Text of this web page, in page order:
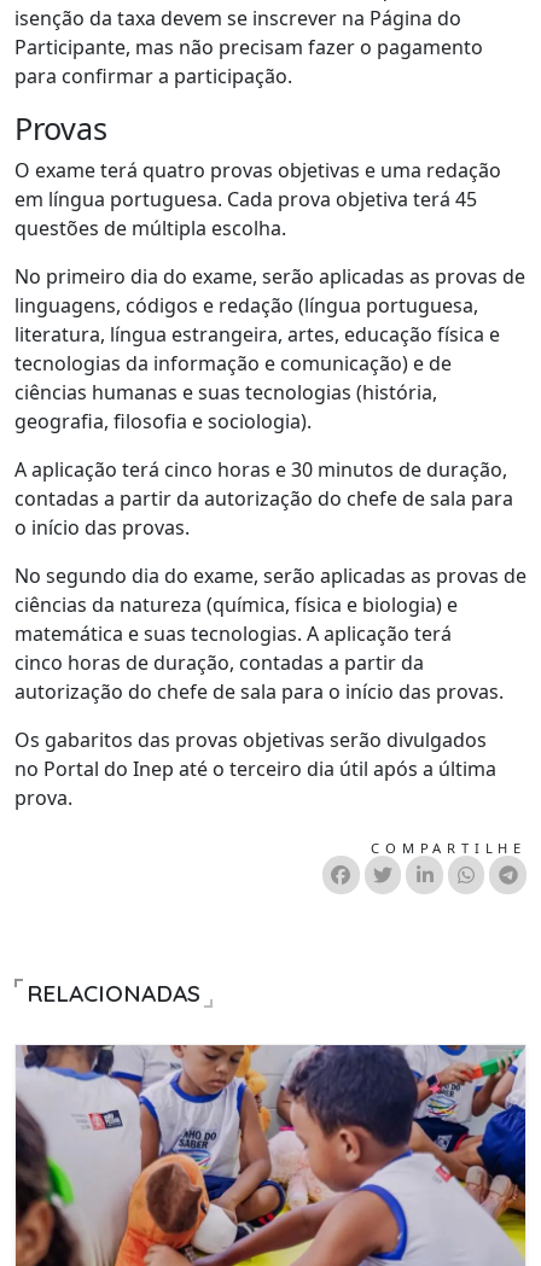
isenção da taxa devem se inscrever na Página do
Participante, mas não precisam fazer o pagamento
para confirmar a participação.
Provas
O exame terá quatro provas objetivas e uma redação
em língua portuguesa. Cada prova objetiva terá 45
questões de múltipla escolha.
No primeiro dia do exame, serão aplicadas as provas de
linguagens, códigos e redação (língua portuguesa,
literatura, língua estrangeira, artes, educação física e
tecnologias da informação e comunicação) e de
ciências humanas e suas tecnologias (história,
geografia, filosofia e sociologia).
A aplicação terá cinco horas e 30 minutos de duração,
contadas a partir da autorização do chefe de sala para
o início das provas.
No segundo dia do exame, serão aplicadas as provas de
ciências da natureza (química, física e biologia) e
matemática e suas tecnologias. A aplicação terá
cinco horas de duração, contadas a partir da
autorização do chefe de sala para o início das provas.
Os gabaritos das provas objetivas serão divulgados
no Portal do Inep até o terceiro dia útil após a última
prova.
COMPARTILHE
RELACIONADAS